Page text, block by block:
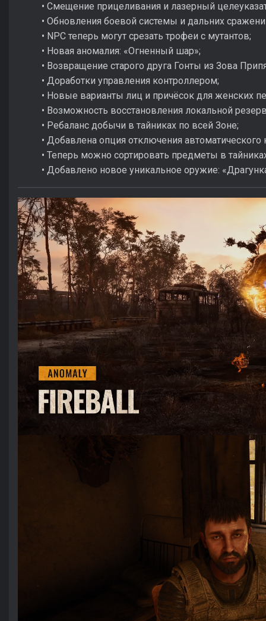
• Смещение прицеливания и лазерный
• Обновления боевой системы и дальних
• NPC теперь могут срезать трофеи с мутантов;
• Новая аномалия: «Огненный шар»;
• Возвращение старого друга Гонты из Зова
• Доработки управления контроллером;
• Новые варианты лиц и причёсок для женских
• Возможность восстановления локальной
• Ребаланс добычи в тайниках по всей Зоне;
• Добавлена опция отключения автоматического
• Теперь можно сортировать предметы в
• Добавлено новое уникальное оружие: